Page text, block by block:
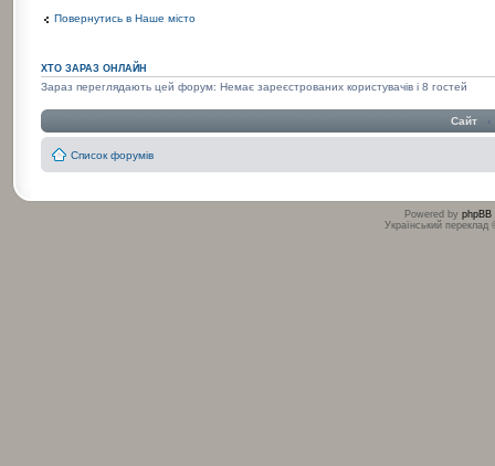
Повернутись в Наше місто
ХТО ЗАРАЗ ОНЛАЙН
Зараз переглядають цей форум: Немає зареєстрованих користувачів і 8 гостей
Сайт ‹
Список форумів
Powered by phpBB
Український